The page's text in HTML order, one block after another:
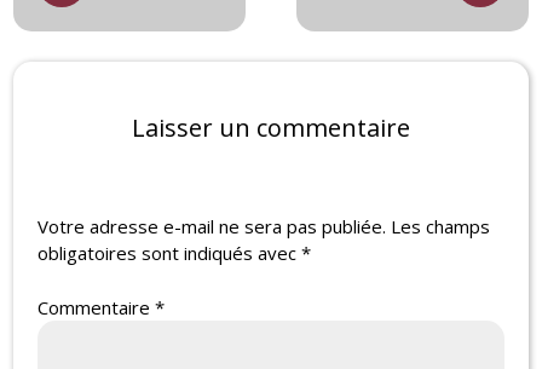
Laisser un commentaire
Votre adresse e-mail ne sera pas publiée. Les champs
obligatoires sont indiqués avec*
Commentaire*